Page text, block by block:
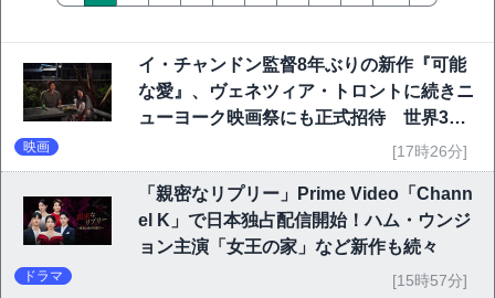
イ・チャンドン監督8年ぶりの新作『可能
な愛』、ヴェネツィア・トロントに続きニ
ューヨーク映画祭にも正式招待 世界3大
映画 [17時26分]
「親密なリプリー」Prime Video「Chann
el K」で日本独占配信開始！ハム・ウンジ
ョン主演「女王の家」など新作も続々
ドラマ [15時57分]